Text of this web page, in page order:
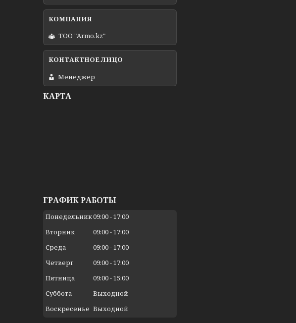
ТОО "Armo.kz"
Менеджер
КАРТА
ГРАФИК РАБОТЫ
Понедельник09:00 17:00
Вторник
09:00 17:00
Среда
09:00 17:00
Четверг
09:00 17:00
Пятница
09:00 15:00
Суббота
Выходной
Воскресенье Выходной